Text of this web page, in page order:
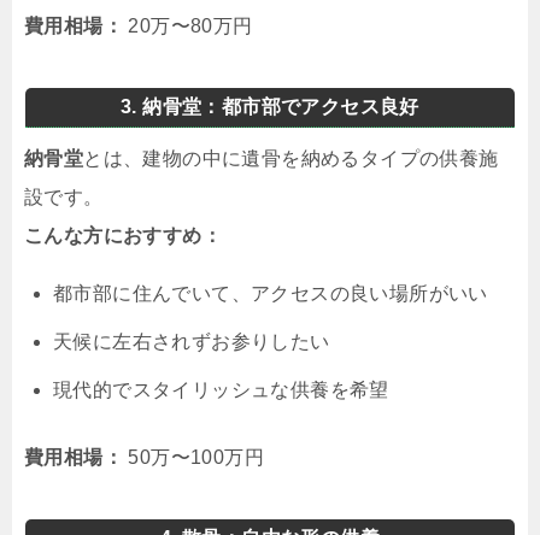
費用相場： 20万〜80万円
3. 納骨堂：都市部でアクセス良好
納骨堂とは、建物の中に遺骨を納めるタイプの供養施
設です。
こんな方におすすめ：
都市部に住んでいて、アクセスの良い場所がいい
天候に左右されずお参りしたい
現代的でスタイリッシュな供養を希望
費用相場： 50万〜100万円